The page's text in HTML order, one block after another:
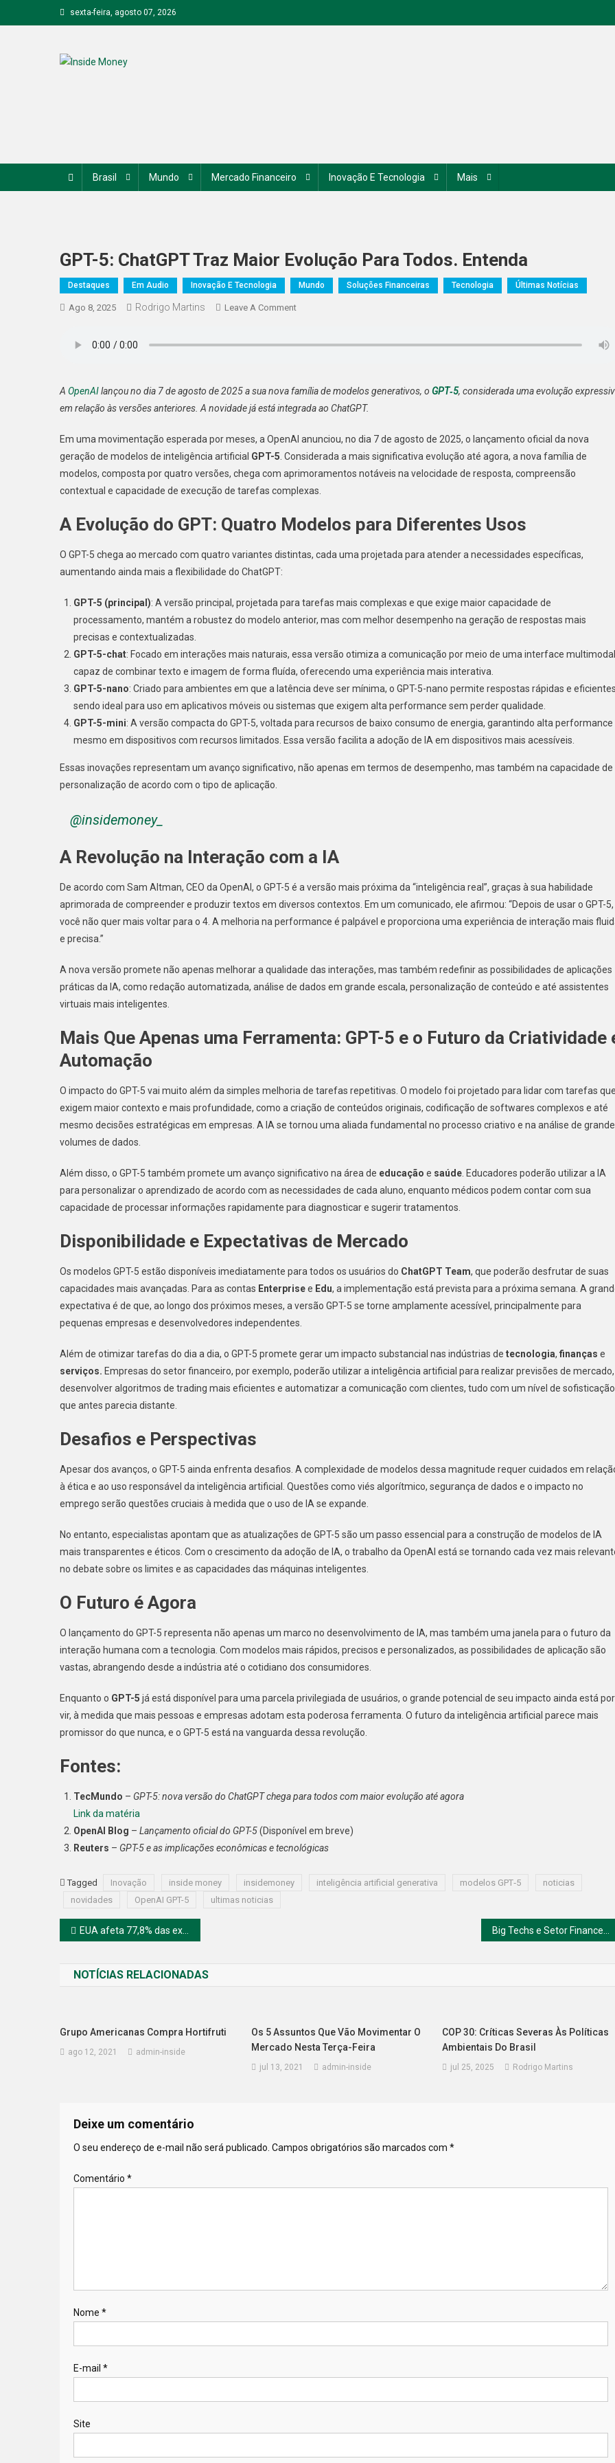
to
sexta-feira, agosto 07, 2026
Brasil Mundo Mercado Financeiro Inovação E Tecnologia Mais
GPT-5: ChatGPT Traz Maior Evolução Para Todos. Entenda
Destaques Em Audio Inovação E Tecnologia Mundo Soluções Financeiras Tecnologia Últimas Notícias
Ago 8, 2025 Rodrigo Martins Leave A CommentOn
Maior
Evolução
Todos.
A OpenAIlançou no dia 7 de agosto de 2025 a sua nova família de modelos generativos, o GPT‑5, considerada uma evolução
em relação às versões anteriores. A novidade já está integrada ao ChatGPT.
Em uma movimentação esperada por meses, a OpenAI anunciou, no dia 7 de agosto de 2025, o lançamento oficial da nova
geração de modelos de inteligência artificial GPT-5 . Considerada a mais significativa evolução até agora, a nova família de
modelos, composta por quatro versões, chega com aprimoramentos notáveis na velocidade de resposta, compreensão
contextual e capacidade de execução de tarefas complexas.
A Evolução do GPT: Quatro Modelos para Diferentes Usos
O GPT-5 chega ao mercado com quatro variantes distintas, cada uma projetada para atender a necessidades específicas,
aumentando ainda mais a flexibilidade do ChatGPT:
GPT-5 (principal): A versão principal, projetada para tarefas mais complexas e que exige maior capacidade de
processamento, mantém a robustez do modelo anterior, mas com melhor desempenho na geração de respostas mais
precisas e contextualizadas.
GPT-5-chat: Focado em interações mais naturais, essa versão otimiza a comunicação por meio de uma interface
capaz de combinar texto e imagem de forma fluída, oferecendo uma experiência mais interativa.
GPT-5-nano: Criado para ambientes em que a latência deve ser mínima, o GPT-5-nano permite respostas rápidas e
sendo ideal para uso em aplicativos móveis ou sistemas que exigem alta performance sem perder qualidade.
GPT-5-mini: A versão compacta do GPT-5, voltada para recursos de baixo consumo de energia, garantindo alta performance
mesmo em dispositivos com recursos limitados. Essa versão facilita a adoção de IA em dispositivos mais acessíveis.
Essas inovações representam um avanço significativo, não apenas em termos de desempenho, mas também na capacidade de
personalização de acordo com o tipo de aplicação.
@insidemoney_
A Revolução na Interação com a IA
De acordo com Sam Altman, CEO da OpenAI, o GPT-5 é a versão mais próxima da “inteligência real”, graças à sua habilidade
aprimorada de compreender e produzir textos em diversos contextos. Em um comunicado, ele afirmou: “Depois de usar o GPT-5,
você não quer mais voltar para o 4. A melhoria na performance é palpável e proporciona uma experiência de interação mais
e precisa.”
A nova versão promete não apenas melhorar a qualidade das interações, mas também redefinir as possibilidades de aplicações
práticas da IA, como redação automatizada, análise de dados em grande escala, personalização de conteúdo e até assistentes
virtuais mais inteligentes.
Mais Que Apenas uma Ferramenta: GPT-5 e o Futuro da Criatividade
Automação
O impacto do GPT-5 vai muito além da simples melhoria de tarefas repetitivas. O modelo foi projetado para lidar com tarefas
exigem maior contexto e mais profundidade, como a criação de conteúdos originais, codificação de softwares complexos e até
mesmo decisões estratégicas em empresas. A IA se tornou uma aliada fundamental no processo criativo e na análise de
volumes de dados.
Além disso, o GPT-5 também promete um avanço significativo na área de educação e saúde . Educadores poderão utilizar a IA
para personalizar o aprendizado de acordo com as necessidades de cada aluno, enquanto médicos podem contar com sua
capacidade de processar informações rapidamente para diagnosticar e sugerir tratamentos.
Disponibilidade e Expectativas de Mercado
Os modelos GPT-5 estão disponíveis imediatamente para todos os usuários do ChatGPT Team, que poderão desfrutar de suas
capacidades mais avançadas. Para as contas Enterprisee Edu, a implementação está prevista para a próxima semana. A
expectativa é de que, ao longo dos próximos meses, a versão GPT-5 se torne amplamente acessível, principalmente para
pequenas empresas e desenvolvedores independentes.
Além de otimizar tarefas do dia a dia, o GPT-5 promete gerar um impacto substancial nas indústrias de tecnologia, finanças e
serviços. Empresas do setor financeiro, por exemplo, poderão utilizar a inteligência artificial para realizar previsões de mercado,
desenvolver algoritmos de trading mais eficientes e automatizar a comunicação com clientes, tudo com um nível de sofisticação
que antes parecia distante.
Desafios e Perspectivas
Apesar dos avanços, o GPT-5 ainda enfrenta desafios. A complexidade de modelos dessa magnitude requer cuidados em
à ética e ao uso responsável da inteligência artificial. Questões como viés algorítmico, segurança de dados e o impacto no
emprego serão questões cruciais à medida que o uso de IA se expande.
No entanto, especialistas apontam que as atualizações de GPT-5 são um passo essencial para a construção de modelos de IA
mais transparentes e éticos. Com o crescimento da adoção de IA, o trabalho da OpenAI está se tornando cada vez mais
no debate sobre os limites e as capacidades das máquinas inteligentes.
O Futuro é Agora
O lançamento do GPT-5 representa não apenas um marco no desenvolvimento de IA, mas também uma janela para o futuro da
interação humana com a tecnologia. Com modelos mais rápidos, precisos e personalizados, as possibilidades de aplicação são
vastas, abrangendo desde a indústria até o cotidiano dos consumidores.
Enquanto o GPT-5 já está disponível para uma parcela privilegiada de usuários, o grande potencial de seu impacto ainda está por
vir, à medida que mais pessoas e empresas adotam esta poderosa ferramenta. O futuro da inteligência artificial parece mais
promissor do que nunca, e o GPT-5 está na vanguarda dessa revolução.
Fontes:
TecMundo – GPT-5: nova versão do ChatGPT chega para todos com maior evolução até agora
Link da matéria
OpenAI Blog – Lançamento oficial do GPT-5(Disponível em breve)
Reuters – GPT-5 e as implicações econômicas e tecnológicas
Tagged Inovação inside money insidemoney inteligência artificial generativa modelos GPT‑5
noticias
novidades
OpenAI GPT-5 ultimas noticias
Navegação
Post
EUA afeta 77,8% das exportações do Brasil. Entenda
NOTÍCIAS RELACIONADAS
Grupo Americanas Compra Hortifruti
ago 12, 2021 admin-inside
Os 5 Assuntos Que Vão Movimentar O
Mercado Nesta Terça-Feira
jul 13, 2021 admin-inside
COP 30: Críticas Severas Às Políticas
Ambientais Do Brasil
jul 25, 2025 Rodrigo Martins
Deixe um comentário
O seu endereço de e-mail não será publicado. Campos obrigatórios são marcados com *
Comentário *
Nome *
E-mail *
Site